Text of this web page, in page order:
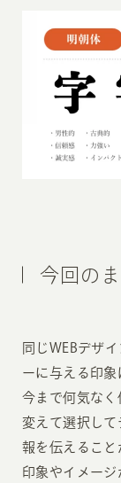
今回の
同じWEBデザ
ーに与える印象
今まで何気なく
変えて選択し
報を伝えること
印象やイメー